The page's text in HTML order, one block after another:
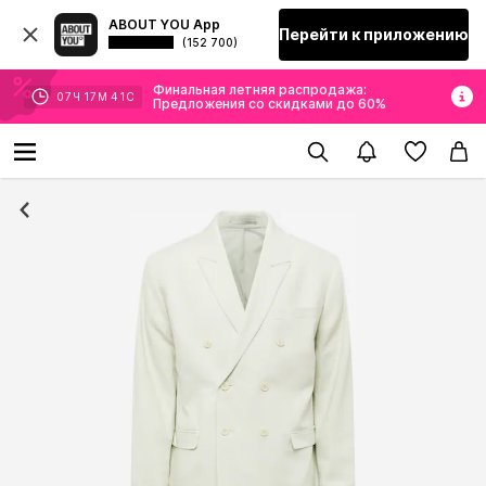
ABOUT YOU App
(152 700) Перейти к приложению
07 Ч 17 М 41 С
Финальная летняя распродажа:
Предложения со скидками до 60%